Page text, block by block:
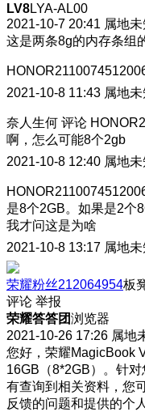
LV8LYA-AL00
2021-10-7 20:41 属地未
这是两条8g的内存条组
2021-10-8 11:43 属地未
奈人生何 评论
啊，怎么可能8个2gb
2021-10-8 12:40 属地未
是8个2GB。如果是2个
我才问这是为啥
2021-10-8 13:17 属地未
荣耀粉丝212064954板
评论 举报
荣耀答答团浏览器
2021-10-26 17:26 属地
您好，荣耀MagicBook
16GB（8*2GB）。针
有查询到相关资料，您
反馈的问题和提供的个